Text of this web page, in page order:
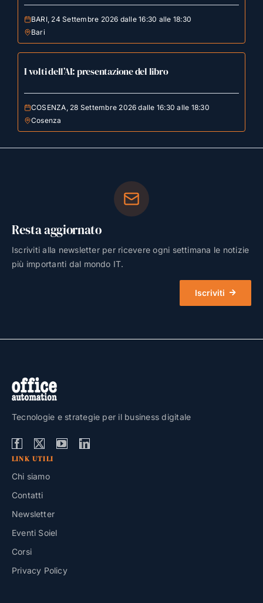
BARI, 24 Settembre 2026 dalle 16:30 alle 18:30
Bari
I volti dell’AI: presentazione del libro
COSENZA, 28 Settembre 2026 dalle 16:30 alle 18:30
Cosenza
Resta aggiornato
Iscriviti alla newsletter per ricevere ogni settimana le notizie
più importanti dal mondo IT.
Iscriviti
Tecnologie e strategie per il business digitale
LINK UTILI
Chi siamo
Contatti
Newsletter
Eventi Soiel
Corsi
Privacy Policy